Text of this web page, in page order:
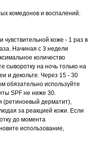
комедонов и воспалений.
чувствительной коже - 1 раз в
Начиная с 3 недели
количество
сыворотку на ночь только на
и декольте. Через 15 - 30
обязательно используйте
SPF не ниже 30.
(ретиноевый дерматит),
за реакцией кожи. Если
до момента
использование,